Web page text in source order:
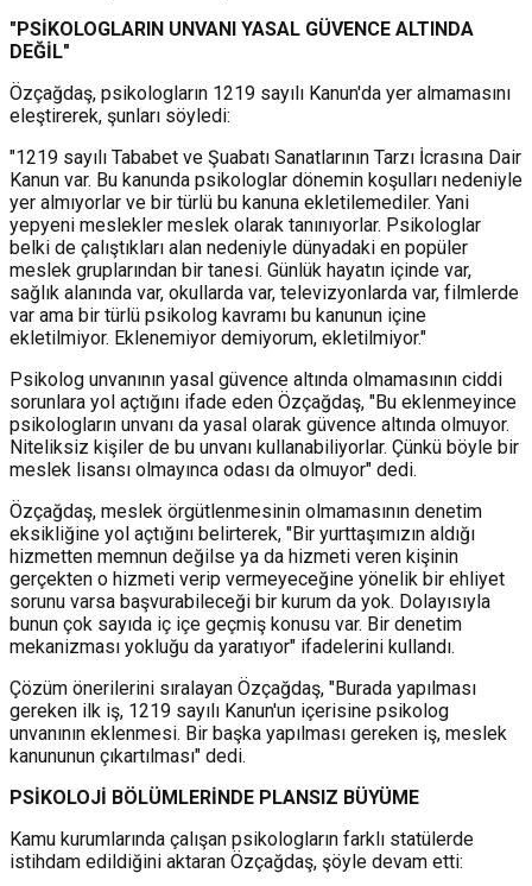
"PSİKOLOGLARIN UNVANI YASAL GÜVENCE ALTINDA
DEĞİL"
Özçağdaş, psikologların 1219 sayılı Kanun'da yer almamasını
eleştirerek, şunları söyledi:
"1219 sayılı Tababet ve Şuabatı Sanatlarının Tarzı İcrasına Dair
Kanun var. Bu kanunda psikologlar dönemin koşulları nedeniyle
yer almıyorlar ve bir türlü bu kanuna ekletilemediler. Yani
yepyeni meslekler meslek olarak tanınıyorlar. Psikologlar
belki de çalıştıkları alan nedeniyle dünyadaki en popüler
meslek gruplarından bir tanesi. Günlük hayatın içinde var,
sağlık alanında var, okullarda var, televizyonlarda var, filmlerde
var ama bir türlü psikolog kavramı bu kanunun içine
ekletilmiyor. Eklenemiyor demiyorum, ekletilmiyor."
Psikolog unvanının yasal güvence altında olmamasının ciddi
sorunlara yol açtığını ifade eden Özçağdaş, "Bu eklenmeyince
psikologların unvanı da yasal olarak güvence altında olmuyor.
Niteliksiz kişiler de bu unvanı kullanabiliyorlar. Çünkü böyle bir
meslek lisansı olmayınca odası da olmuyor" dedi.
Özçağdaş, meslek örgütlenmesinin olmamasının denetim
eksikliğine yol açtığını belirterek, "Bir yurttaşımızın aldığı
hizmetten memnun değilse ya da hizmeti veren kişinin
gerçekten o hizmeti verip vermeyeceğine yönelik bir ehliyet
sorunu varsa başvurabileceği bir kurum da yok. Dolayısıyla
bunun çok sayıda iç içe geçmiş konusu var. Bir denetim
mekanizması yokluğu da yaratıyor" ifadelerini kullandı.
Çözüm önerilerini sıralayan Özçağdaş, "Burada yapılması
gereken ilk iş, 1219 sayılı Kanun'un içerisine psikolog
unvanının eklenmesi. Bir başka yapılması gereken iş, meslek
kanununun çıkartılması" dedi.
PSİKOLOJİ BÖLÜMLERİNDE PLANSIZ BÜYÜME
Kamu kurumlarında çalışan psikologların farklı statülerde
istihdam edildiğini aktaran Özçağdaş, şöyle devam etti: